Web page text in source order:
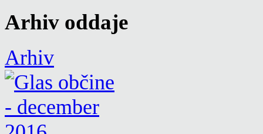
Arhiv oddaje
Arhiv